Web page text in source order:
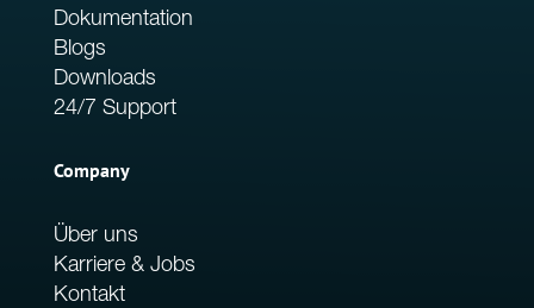
Dokumentation
Blogs
Downloads
24/7 Support
Company
Über uns
Karriere & Jobs
Kontakt